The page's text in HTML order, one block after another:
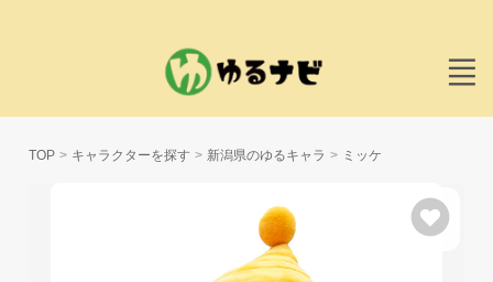
TOP キャラクターを探す 新潟県のゆるキャラ ミッケ